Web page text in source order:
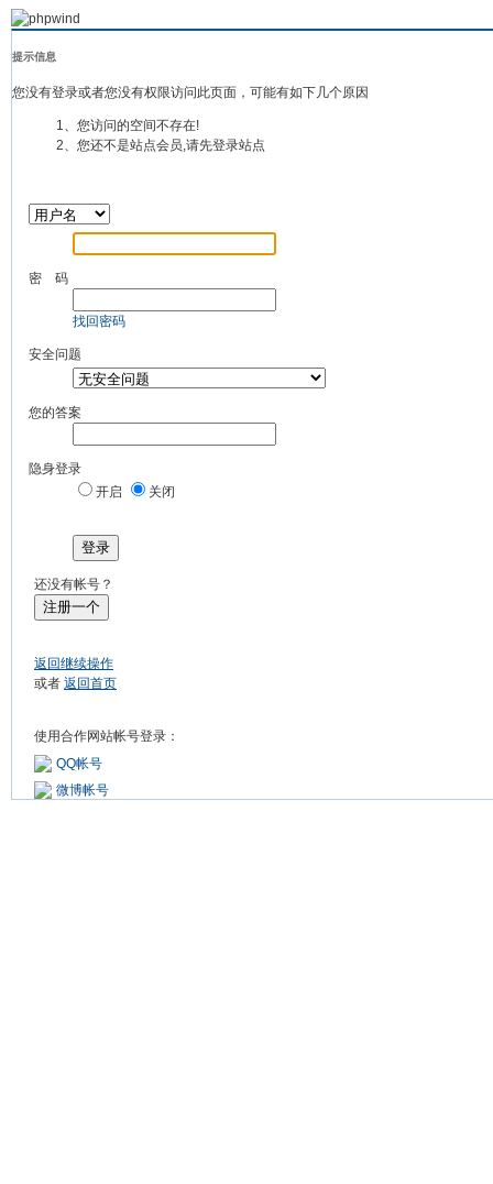
提示信息
您没有登录或者您没有权限访问此页面，可能有如下几个原因
1、您访问的空间不存在!
2、您还不是站点会员,请先登录站点
密 码
找回密码
安全问题
您的答案
隐身登录
开启
关闭
登录
还没有帐号？
注册一个
返回继续操作
或者 返回首页
使用合作网站帐号登录：
QQ帐号
微博帐号